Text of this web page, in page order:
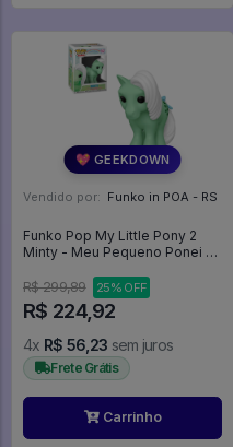
💖 GEEKDOWN
Vendido por: Funko in POA - RS
Funko Pop My Little Pony 2
Minty - Meu Pequeno Ponei -
R$ 299,89
25% OFF
R$ 224,92
4x R$ 56,23 sem juros
Frete Grátis
Carrinho